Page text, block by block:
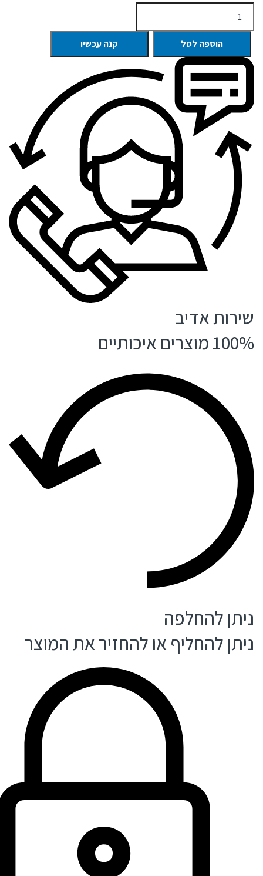
הוספה לסל קנה עכשיו
שירות אדיב
100% מוצרים איכותיים
ניתן להחלפה
ניתן להחליף או להחזיר את המוצר